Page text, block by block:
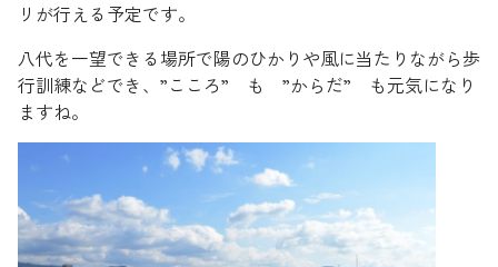
リが行える予定です。
八代を一望できる場所で陽のひかりや風に当たりながら歩
行訓練などでき、”こころ” も ”からだ” も元気になり
ますね。